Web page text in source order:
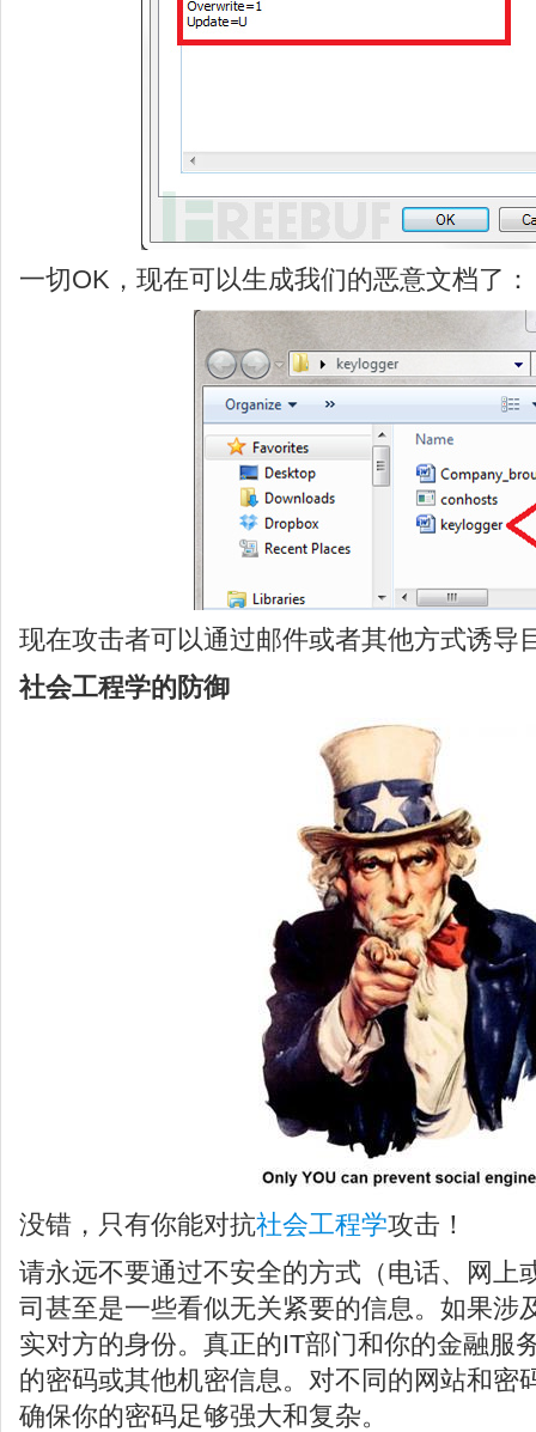
一切OK，现在可以生成我们的恶意文档了：
现在攻击者可以通过邮件或者其他方式诱导
社会工程学的防御
没错，只有你能对抗社会工程学攻击！
请永远不要通过不安全的方式（电话、网上
司甚至是一些看似无关紧要的信息。如果涉
实对方的身份。真正的IT部门和你的金融服
的密码或其他机密信息。对不同的网站和密
确保你的密码足够强大和复杂。